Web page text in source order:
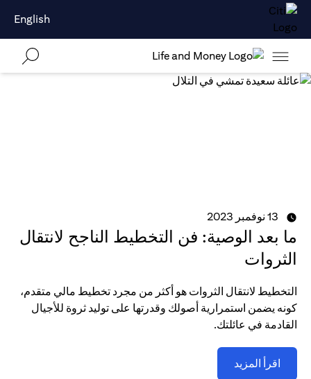
English
ما بعد الوصية: فن التخطيط الناجح لانتقال
الثروات
التخطيط لانتقال الثروات هو أكثر من مجرد تخطيط مالي متقدم،
كونه يضمن استمرارية أصولك وقدرتها على توليد ثروة للأجيال
القادمة في عائلتك.
اقرأ المزيد